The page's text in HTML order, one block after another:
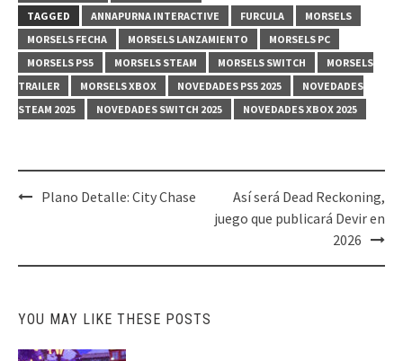
TAGGED
ANNAPURNA INTERACTIVE FURCULA
MORSELS
MORSELS FECHA
MORSELS LANZAMIENTO
MORSELS PC
MORSELS PS5
MORSELS STEAM MORSELS SWITCH
MORSELS
TRAILER
MORSELS XBOX NOVEDADES PS5 2025
NOVEDADES
STEAM 2025
NOVEDADES SWITCH 2025 NOVEDADES XBOX 2025
PostPlano Detalle: City Chase
Así será Dead Reckoning,
juego que publicará Devir en
2026
YOU MAY LIKE THESE POSTS